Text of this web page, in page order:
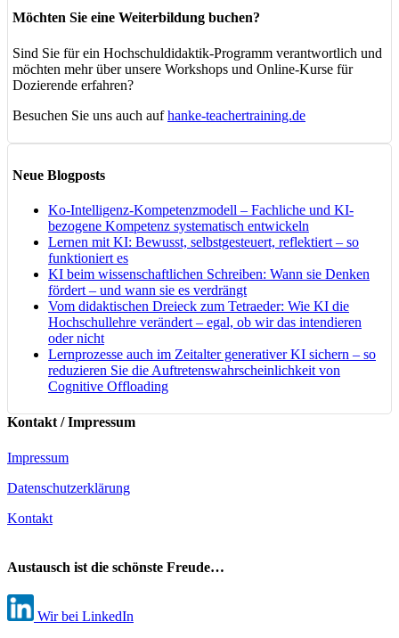
Möchten Sie eine Weiterbildung buchen?
Sind Sie für ein Hochschuldidaktik-Programm verantwortlich und
möchten mehr über unsere Workshops und Online-Kurse für
Dozierende erfahren?
Besuchen Sie uns auch aufhanke-teachertraining.de
Neue Blogposts
Ko-Intelligenz-Kompetenzmodell – Fachliche und KI-
bezogene Kompetenz systematisch entwickeln
Lernen mit KI: Bewusst, selbstgesteuert, reflektiert – so
funktioniert es
KI beim wissenschaftlichen Schreiben: Wann sie Denken
fördert – und wann sie es verdrängt
Vom didaktischen Dreieck zum Tetraeder: Wie KI die
Hochschullehre verändert – egal, ob wir das intendieren
oder nicht
Lernprozesse auch im Zeitalter generativer KI sichern – so
reduzieren Sie die Auftretenswahrscheinlichkeit von
Cognitive Offloading
Kontakt / Impressum
Impressum
Datenschutzerklärung
Kontakt
Austausch ist die schönste Freude…
Wir bei LinkedIn